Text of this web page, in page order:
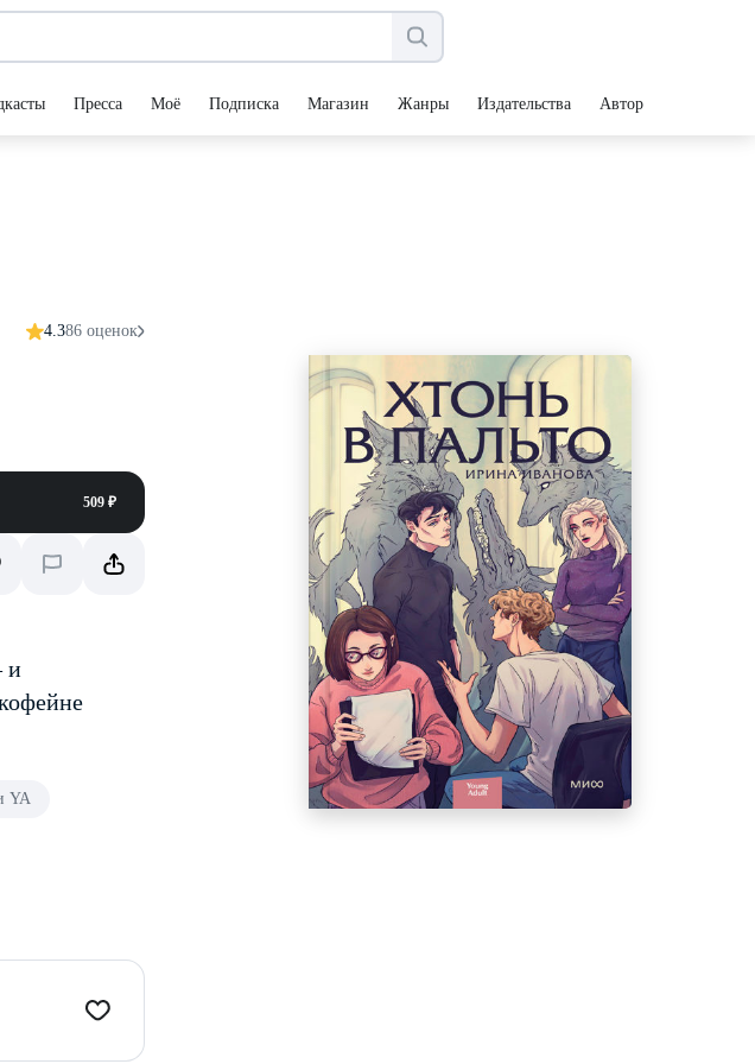
Пресса Моё Подписка Магазин Жанры Издательства Авторы
4.386 оценок
509 ₽
и
YA